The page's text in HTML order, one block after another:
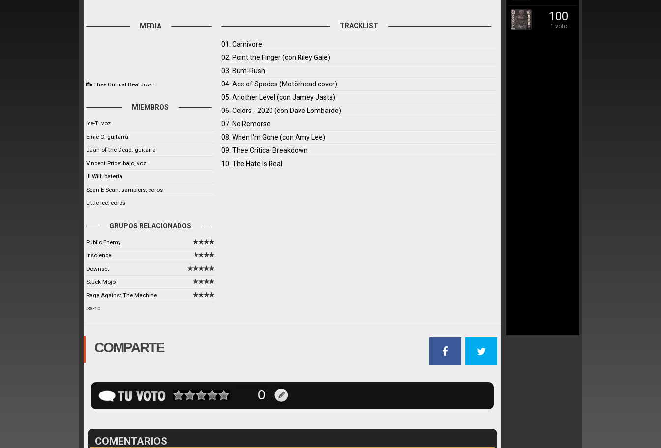
MEDIA
Thee Critical Beatdown
MIEMBROS
Ice-T: voz
Ernie C: guitarra
Juan of the Dead: guitarra
Vincent Price: bajo, voz
Ill Will: batería
Sean E Sean: samplers, coros
Little Ice: coros
GRUPOS RELACIONADOS
Public Enemy
Insolence
Downset
Stuck Mojo
Rage Against The Machine
SX-10
TRACKLIST
01. Carnivore
02. Point the Finger (con Riley Gale)
03. Bum-Rush
04. Ace of Spades (Motörhead cover)
05. Another Level (con Jamey Jasta)
06. Colors - 2020 (con Dave Lombardo)
07. No Remorse
08. When I'm Gone (con Amy Lee)
09. Thee Critical Breakdown
10. The Hate Is Real
COMPARTE
COMENTARIOS
100
1 voto